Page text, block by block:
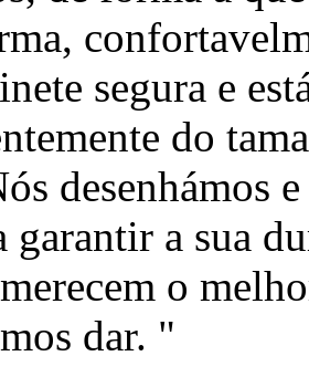
segura e
do
desenhámos
garantir a sua
o
dar. "